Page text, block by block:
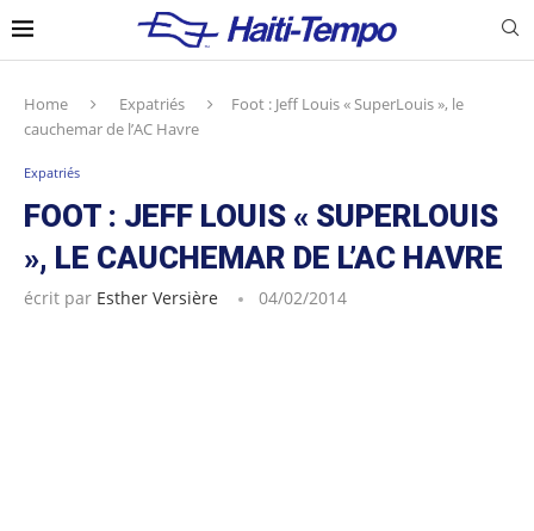
Home Expatriés
Foot : Jeff Louis « SuperLouis », le
cauchemar de l’AC Havre
Expatriés
FOOT : JEFF LOUIS « SUPERLOUIS
», LE CAUCHEMAR DE L’AC HAVRE
écrit par Esther Versière 04/02/2014